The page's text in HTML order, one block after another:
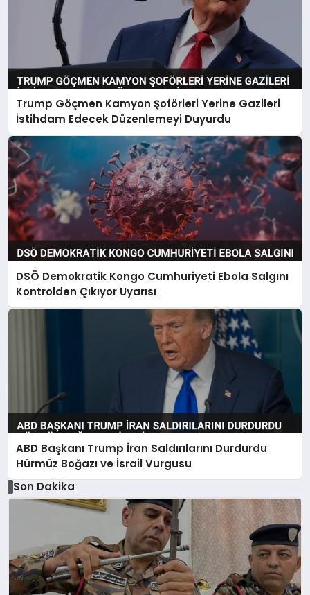
Trump Göçmen Kamyon Şoförleri Yerine Gazileri
İstihdam Edecek Düzenlemeyi Duyurdu
DSÖ Demokratik Kongo Cumhuriyeti Ebola Salgını
Kontrolden Çıkıyor Uyarısı
ABD Başkanı Trump İran Saldırılarını Durdurdu
Hürmüz Boğazı ve İsrail Vurgusu
Son Dakika